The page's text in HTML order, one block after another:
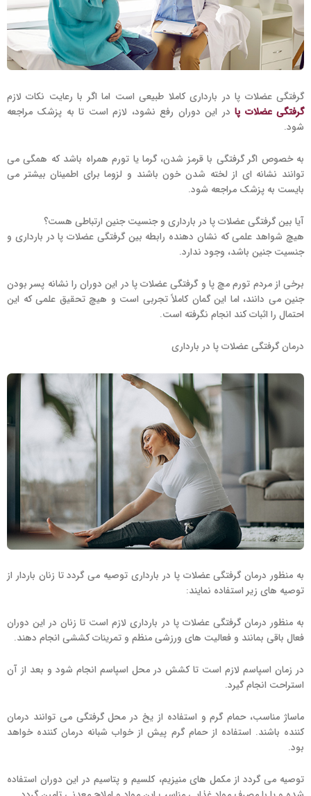
گرفتگی عضلات پا در بارداری کاملا طبیعی است اما اگر با رعایت نکات لازم
گرفتگی عضلات پادر این دوران رفع نشود، لازم است تا به پزشک مراجعه
شود.
به خصوص اگر گرفتگی با قرمز شدن، گرما یا تورم همراه باشد که همگی می
توانند نشانه ای از لخته شدن خون باشند و لزوما برای اطمینان بیشتر می
بایست به پزشک مراجعه شود.
آیا بین گرفتگی عضلات پا در بارداری و جنسیت جنین ارتباطی هست؟
هیچ شواهد علمی که نشان دهنده رابطه بین گرفتگی عضلات پا در بارداری و
جنسیت جنین باشد، وجود ندارد.
برخی از مردم تورم مچ پا و گرفتگی عضلات پا در این دوران را نشانه پسر بودن
جنین می دانند، اما این گمان کاملاً تجربی است و هیچ تحقیق علمی که این
احتمال را اثبات کند انجام نگرفته است.
درمان گرفتگی عضلات پا در بارداری
به منظور درمان گرفتگی عضلات پا در بارداری توصیه می گردد تا زنان باردار از
توصیه های زیر استفاده نمایند:
به منظور درمان گرفتگی عضلات پا در بارداری لازم است تا زنان در این دوران
فعال باقی بمانند و فعالیت های ورزشی منظم و تمرینات کششی انجام دهند.
در زمان اسپاسم لازم است تا کشش در محل اسپاسم انجام شود و بعد از آن
استراحت انجام گیرد.
ماساژ مناسب، حمام گرم و استفاده از یخ در محل گرفتگی می توانند درمان
کننده باشند. استفاده از حمام گرم پیش از خواب شبانه درمان کننده خواهد
بود.
توصیه می گردد از مکمل های منیزیم، کلسیم و پتاسیم در این دوران استفاده